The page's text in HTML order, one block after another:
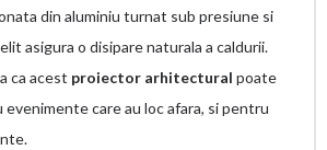
din aluminiu turnat sub presiune si
asigura o disipare naturala a caldurii.
ca acest proiector arhitectural poate
care au loc afara, si pentru